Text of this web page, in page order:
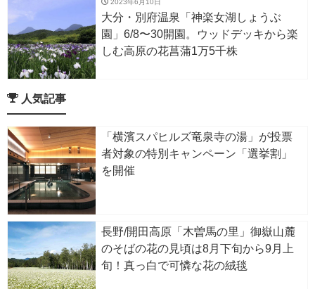
2023年6月10日
大分・別府温泉「神楽女湖しょうぶ
園」6/8〜30開園。ウッドデッキから楽
しむ高原の花菖蒲1万5千株
人気記事
「横濱スパヒルズ竜泉寺の湯」が投票
者対象の特別キャンペーン「選挙割」
を開催
長野/開田高原「木曽馬の里」御嶽山麓
のそばの花の見頃は8月下旬から9月上
旬！真っ白で可憐な花の絨毯